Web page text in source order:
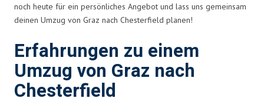
noch heute für ein persönliches Angebot und lass uns gemeinsam
deinen Umzug von Graz nach Chesterfield planen!
Erfahrungen zu einem
Umzug von Graz nach
Chesterfield